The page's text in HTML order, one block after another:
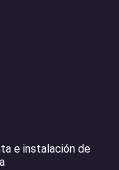
e instalación de